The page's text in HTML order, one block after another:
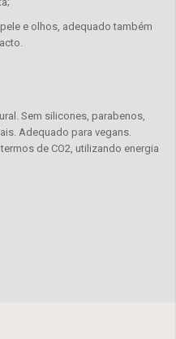
e olhos, adequado também
Sem silicones, parabenos,
Adequado para vegans.
de CO2, utilizando energia